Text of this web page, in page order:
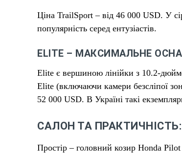
Ціна TrailSport – від 46 000 USD. У
популярність серед ентузіастів.
ELITE – МАКСИМАЛЬНЕ
Elite є вершиною лінійки з 10.2-
Elite (включаючи камери безсліпої
52 000 USD. В Україні такі
САЛОН ТА
Простір – головний козир Honda Pilot